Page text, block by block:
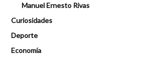
Manuel Ernesto Rivas
Curiosidades
Deporte
Economía